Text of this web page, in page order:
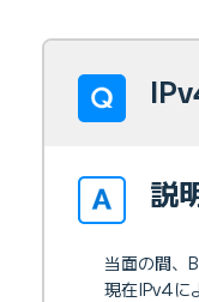
説
当面の間、
現在IPv4に